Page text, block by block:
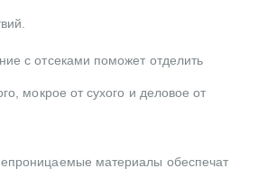
с отсеками поможет отделить
мокрое от сухого и деловое от
материалы обеспечат